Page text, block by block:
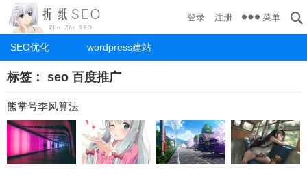
SEO优化 wordpress建站
登录 注册 菜单
标签： seo 百度推广
熊掌号季风算法